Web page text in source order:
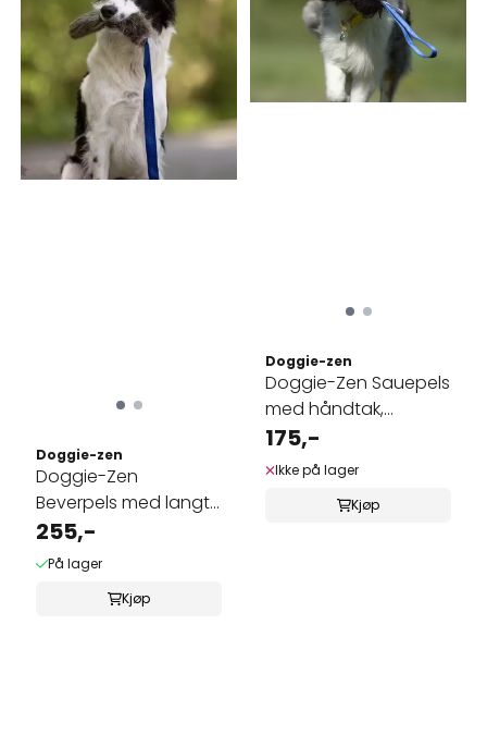
Doggie-zen
Doggie-Zen
Beverpels med langt
håndtak
255,-
På lager
Kjøp
Doggie-zen
Doggie-Zen Sauepels
med håndtak,
lommeformat
175,-
Ikke på lager
Kjøp